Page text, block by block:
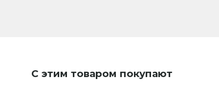
С этим товаром покупают